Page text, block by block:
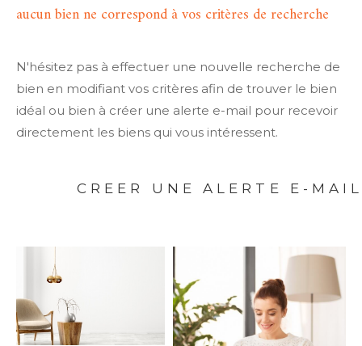
aucun bien ne correspond à vos critères de recherche
N'hésitez pas à effectuer une nouvelle recherche de
bien en modifiant vos critères afin de trouver le bien
idéal ou bien à créer une alerte e-mail pour recevoir
directement les biens qui vous intéressent.
CREER UNE ALERTE E-